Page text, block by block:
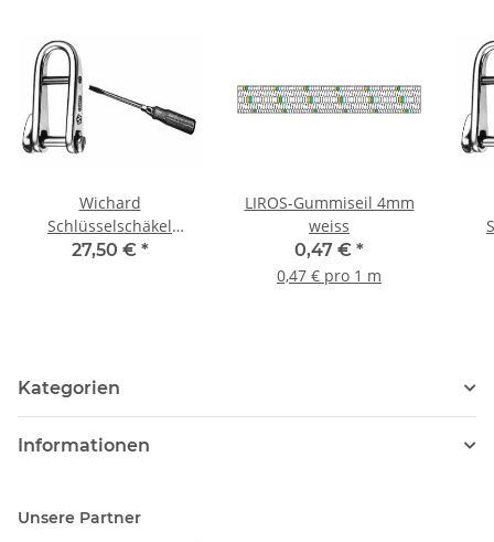
Wichard
Schlüsselschäkel
SR8725H mit Schraub-
27,50 € *
LIROS-Gummiseil 4mm
weiss
0,47 € *
0,47 € pro 1 m
Kategorien
Informationen
Unsere Partner